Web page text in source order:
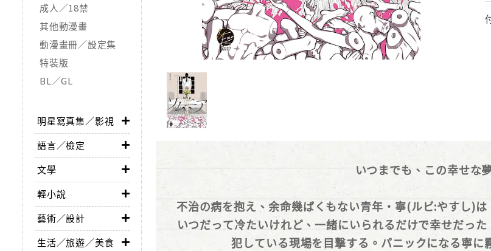
成人／18禁
其他動漫畫
動漫畫冊／設定集
特裝版
BL／GL
明星寫真集／影視
語言／檢定
文學
輕小說
藝術／設計
生活／旅遊／美食
いつまでも、この幸せな
不治の病を抱え、余命幾ばくもない青年・寧(ルビ:やすし)
いつだって冷たいけれど、一緒にいられるだけで幸せだっ
犯している現場を目撃する。パニックになる寧